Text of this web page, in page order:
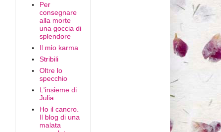
Per
consegnare
alla morte
una goccia di
splendore
Il mio karma
Stribili
Oltre lo
specchio
L'insieme di
Julia
Ho il cancro.
Il blog di una
malata